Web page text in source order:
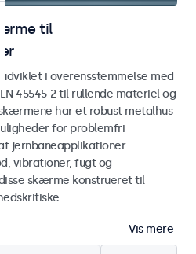
til
i overensstemmelse med
45545-2 til rullende materiel og
har et robust metalhus
for problemfri
jernbaneapplikationer.
vibrationer, fugt og
skærme konstrueret til
Vis mere